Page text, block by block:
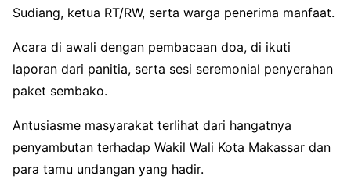
Sudiang, ketua RT/RW, serta warga penerima manfaat.
Acara di awali dengan pembacaan doa, di ikuti
laporan dari panitia, serta sesi seremonial penyerahan
paket sembako.
Antusiasme masyarakat terlihat dari hangatnya
penyambutan terhadap Wakil Wali Kota Makassar dan
para tamu undangan yang hadir.